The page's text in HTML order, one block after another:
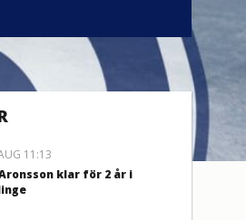
11:13
klar för 2 år i